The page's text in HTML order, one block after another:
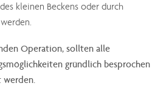
kleinen Beckens oder durch
Operation, sollten alle
gründlich besprochen
werden.